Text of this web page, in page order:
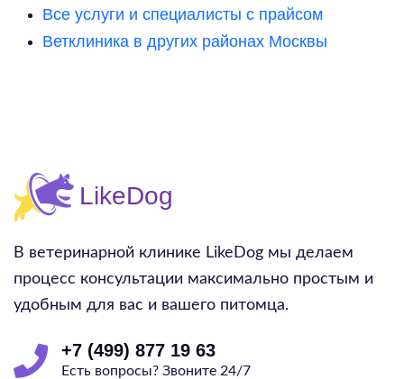
Все услуги и специалисты с прайсом
Ветклиника в других районах Москвы
В ветеринарной клинике LikeDog мы делаем
процесс консультации максимально простым и
удобным для вас и вашего питомца.
+7 (499) 877 19 63
Есть вопросы? Звоните 24/7